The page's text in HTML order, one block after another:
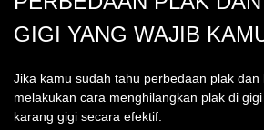
Jika kamu sudah tahu perbedaan plak
melakukan cara menghilangkan plak di
karang gigi secara efektif.
GIGI YANG WAJIB